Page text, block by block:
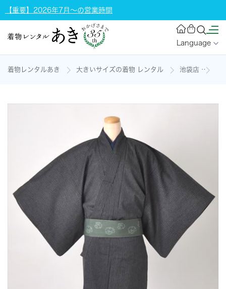
【重要】2026年7月～の営業時間
Language
着物レンタルあき 大きいサイズの着物 レンタル 池袋店